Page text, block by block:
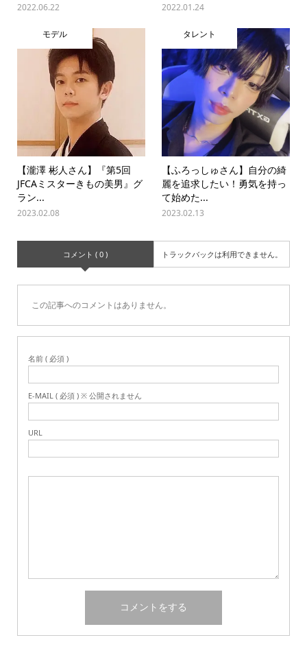
2022.06.22 2022.01.24
モデル
【瀧澤 彬人さん】『第5回
JFCAミスターきもの美男』グ
ラン...
2023.02.08
タレント
【ふろっしゅさん】自分の綺
麗を追求したい！勇気を持っ
て始めた...
2023.02.13
コメント ( 0 ) トラックバックは利用できません。
この記事へのコメントはありません。
名前 ( 必須 )
E-MAIL ( 必須 ) ※ 公開されません
URL